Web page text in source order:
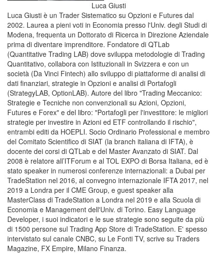
Luca Giusti
Luca Giusti è un Trader Sistematico su Opzioni e Futures dal
2002. Laurea a pieni voti in Economia presso l'Univ. degli Studi di
Modena, frequenta un Dottorato di Ricerca in Direzione Aziendale
prima di diventare imprenditore. Fondatore di QTLab
(Quantitative Trading LAB) dove sviluppa metodologie di Trading
Quantitativo, collabora con Istituzionali in Svizzera e con un
società (Da Vinci Fintech) allo sviluppo di piattaforme di analisi di
dati finanziari, strategie in Opzioni e analisi di Portafogli
(StrategyLAB, OptionLAB). Autore del libro "Trading Meccanico:
Strategie e Tecniche non convenzionali su Azioni, Opzioni,
Futures e Forex" e del libro: "Portafogli per l'investitore: le migliori
strategie per investire in Azioni ed ETF controllando il rischio",
entrambi editi da HOEPLI. Socio Ordinario Professional e membro
del Comitato Scientifico di SIAT (la branch italiana di IFTA), è
docente dei corsi di QTLab e del Master Avanzato di SIAT. Dal
2008 è relatore all’ITForum e al TOL EXPO di Borsa Italiana, ed è
stato speaker in numerosi conferenze internazionali: a Dubai per
TradeStation nel 2016, al convegno internazionale IFTA 2017, nel
2019 a Londra per il CME Group, e guest speaker alla
MasterClass di TradeStation a Londra nel 2019 e alla Scuola di
Economia e Management dell'Univ. di Torino. Easy Language
Developer, i suoi indicatori e le sue strategie sono seguite da più
di 1500 persone sul Trading App Store di TradeStation. E' spesso
intervistato sul canale CNBC, su Le Fonti TV, scrive su Traders
Magazine, FX Empire, Milano Finanza.